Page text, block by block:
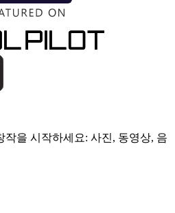
작을 시작하세요: 사진, 동영상, 음